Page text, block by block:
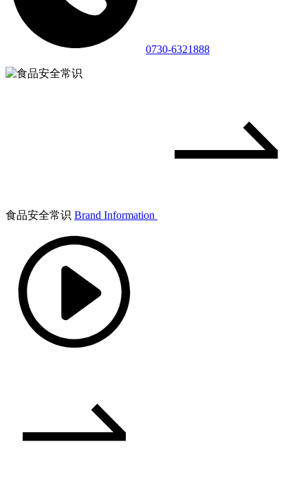
0730-6321888
食品安全常识 Brand Information